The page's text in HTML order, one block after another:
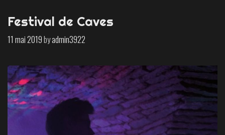
Festival de Caves
11 mai 2019byadmin3922